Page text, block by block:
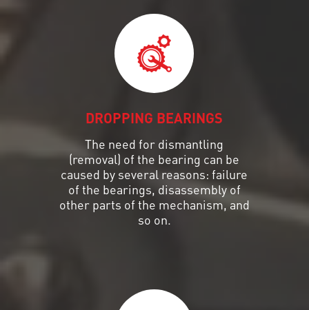
DROPPING BEARINGS
The need for dismantling
(removal) of the bearing can be
caused by several reasons: failure
of the bearings, disassembly of
other parts of the mechanism, and
so on.